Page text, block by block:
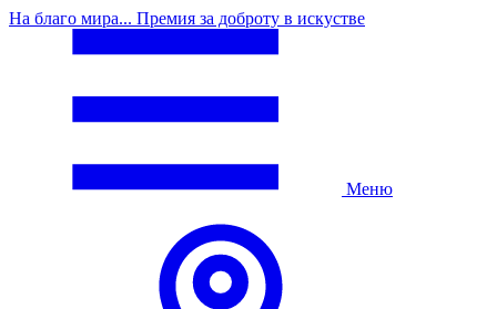
На благо мира... Премия за доброту в искустве
Меню